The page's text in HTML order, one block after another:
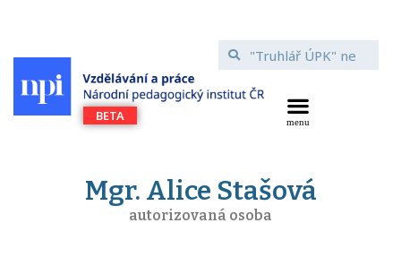
Mgr. Alice Stašová
autorizovaná osoba